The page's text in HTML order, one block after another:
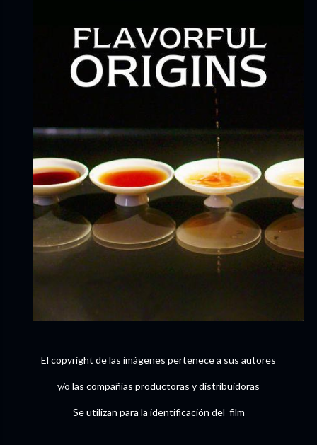
El copyright de las imágenes pertenece a sus autores
y/o las compañías productoras y distribuidoras
Se utilizan para la identificación del film